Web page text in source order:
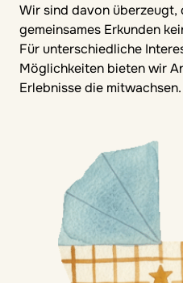
Wir sind davon überzeugt,
gemeinsames Erkunden
Für unterschiedliche
Möglichkeiten bieten wir
Erlebnisse die mitwachsen.